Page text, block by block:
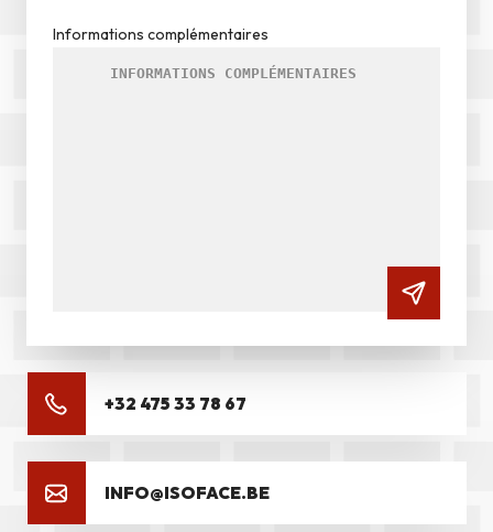
Informations complémentaires
+32 475 33 78 67
INFO@ISOFACE.BE